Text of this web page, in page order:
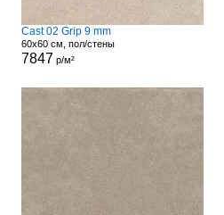
Cast 02 Grip 9 mm
60x60 см, пол/стены
7847 р/м²